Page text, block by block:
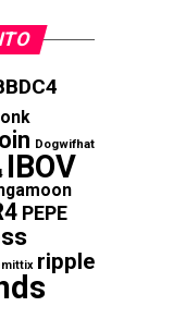
Dogwifhat
IBOV
PEPE
ripple